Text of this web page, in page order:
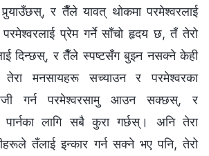
पुर्‍याउँछस्, र तैँले यावत् थोकमा परमेश्‍वरलाई
प्रेम गर्ने साँचो हृदय छ, तँ तेरो
दिन्छस्, र तैँले स्पष्टसँग बुझ्न नसक्ने केही
मनसायहरू सच्याउन र परमेश्‍वरका
गर्न परमेश्‍वरसामु आउन सक्छस्, र
पार्नका लागि सबै कुरा गर्छस्। अनि तेरा
तँलाई इन्कार गर्न सक्‍ने भए पनि, तेरो